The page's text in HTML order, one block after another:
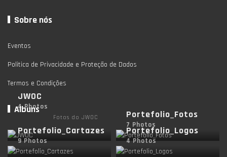
Sobre nós
Eventos
Politica de Privacidade e Proteção de Dados
Termos e Condições
Albuns
JWOC
4 Photos
Fotos do JWOC Portefolio_Fotos
7 Photos
Portefolio_Cartazes
9 Photos
Portefolio_Logos
4 Photos